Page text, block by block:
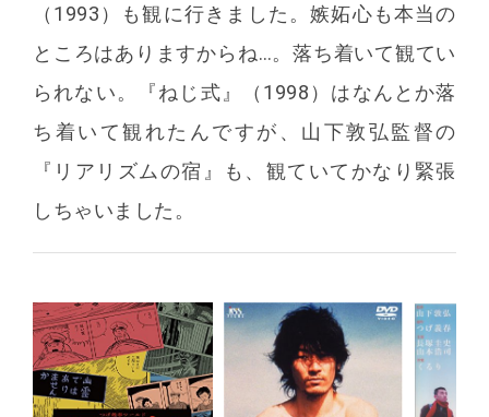
（1993）も観に行きました。嫉妬心も本当の
ところはありますからね…。落ち着いて観てい
られない。『ねじ式』（1998）はなんとか落
ち着いて観れたんですが、山下敦弘監督の
『リアリズムの宿』も、観ていてかなり緊張
しちゃいました。